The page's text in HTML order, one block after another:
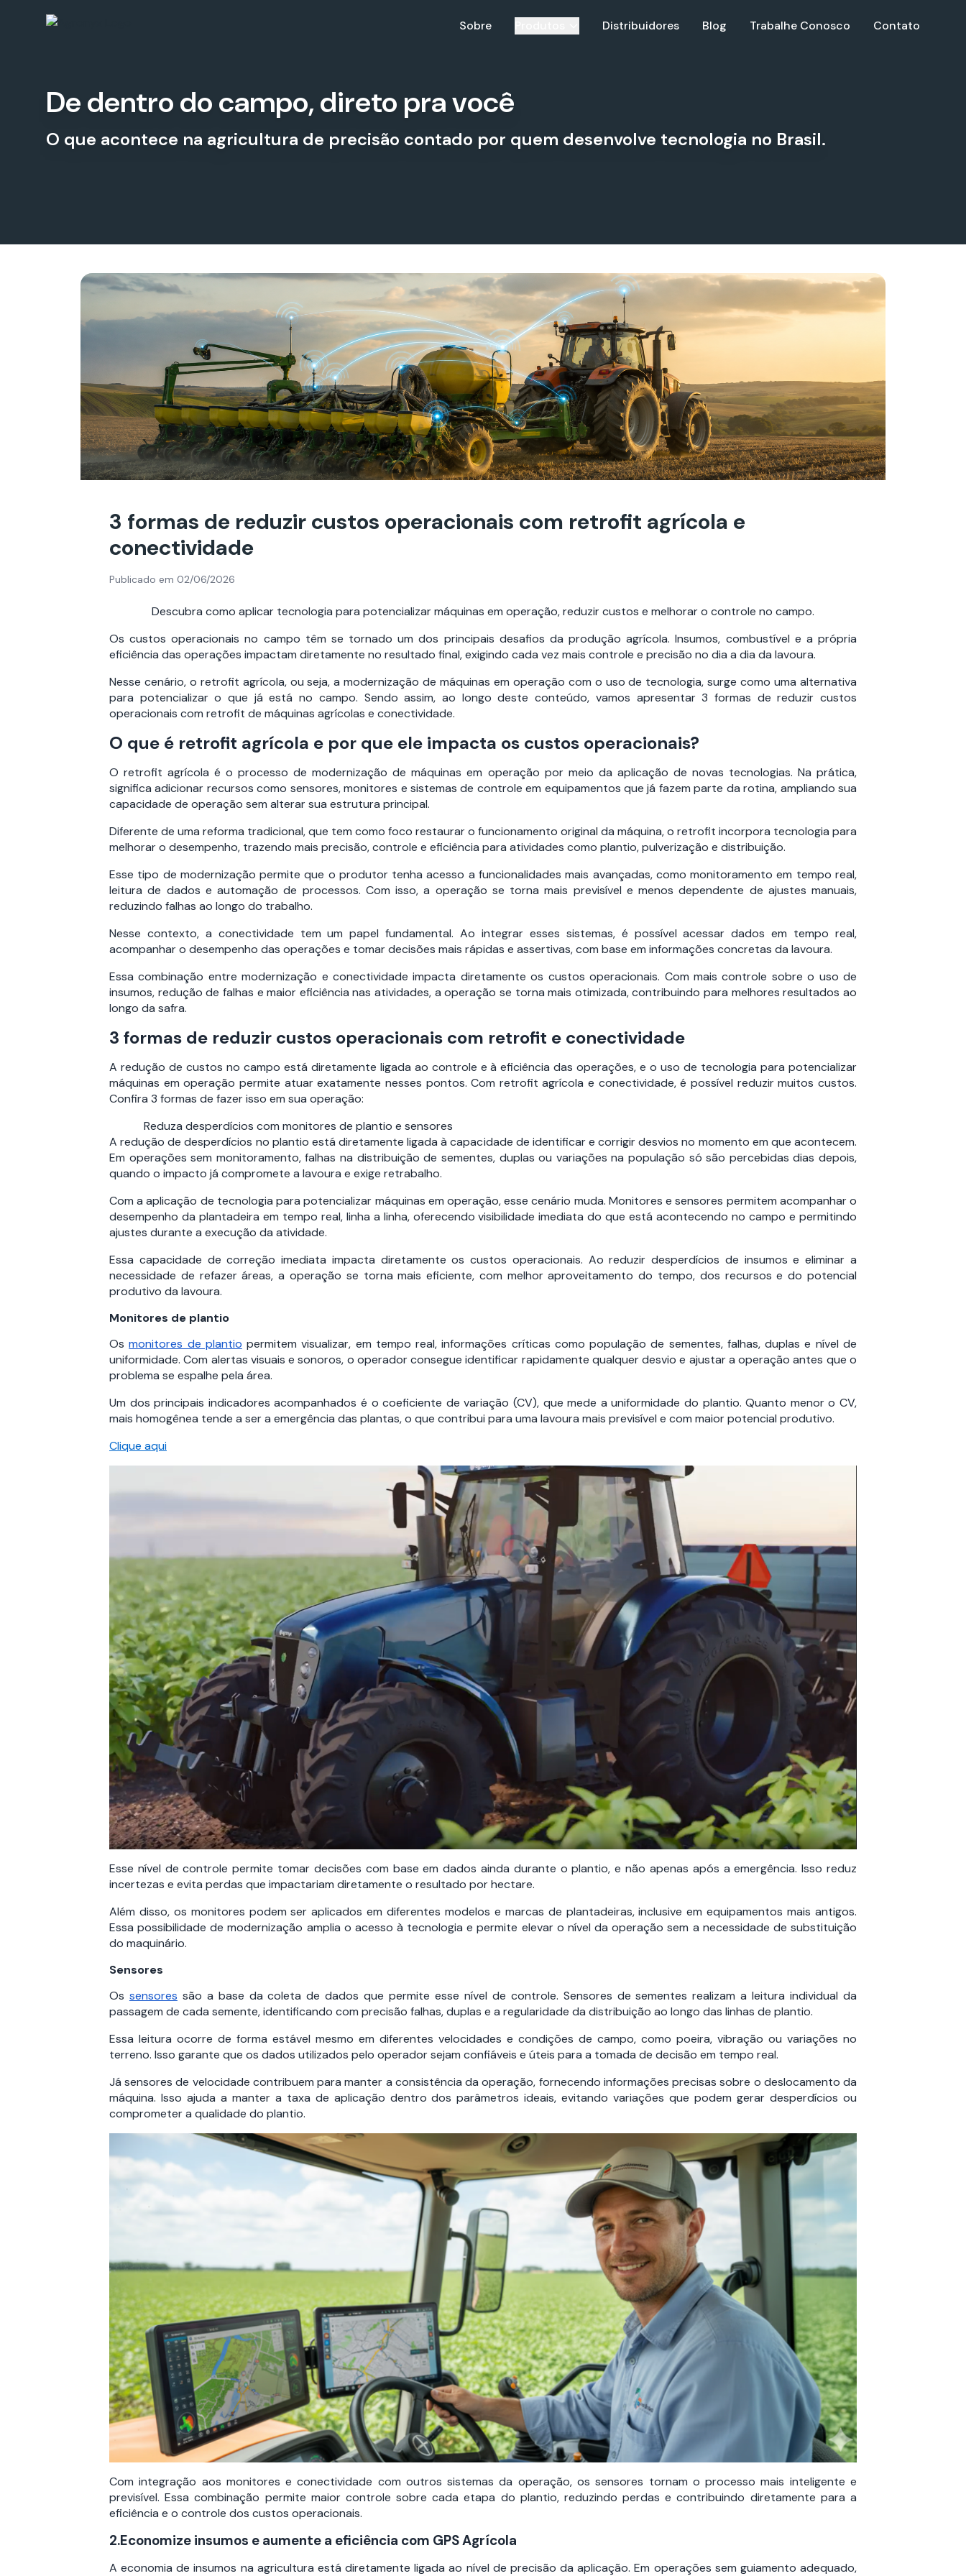
Sobre Distribuidores Blog Trabalhe Conosco Contato
De dentro do campo, direto pra você
O que acontece na agricultura de precisão contado por quem desenvolve tecnologia no Brasil.
3 formas de reduzir custos operacionais com retrofit agrícola e
conectividade
Publicado em 02/06/2026
Descubra como aplicar tecnologia para potencializar máquinas em operação, reduzir custos e melhorar o controle no campo.
Os custos operacionais no campo têm se tornado um dos principais desafios da produção agrícola. Insumos, combustível e a própria
eficiência das operações impactam diretamente no resultado final, exigindo cada vez mais controle e precisão no dia a dia da lavoura.
Nesse cenário, o retrofit agrícola, ou seja, a modernização de máquinas em operação com o uso de tecnologia, surge como uma alternativa
para potencializar o que já está no campo. Sendo assim, ao longo deste conteúdo, vamos apresentar 3 formas de reduzir custos
operacionais com retrofit de máquinas agrícolas e conectividade.
O que é retrofit agrícola e por que ele impacta os custos operacionais?
O retrofit agrícola é o processo de modernização de máquinas em operação por meio da aplicação de novas tecnologias. Na prática,
significa adicionar recursos como sensores, monitores e sistemas de controle em equipamentos que já fazem parte da rotina, ampliando sua
capacidade de operação sem alterar sua estrutura principal.
Diferente de uma reforma tradicional, que tem como foco restaurar o funcionamento original da máquina, o retrofit incorpora tecnologia para
melhorar o desempenho, trazendo mais precisão, controle e eficiência para atividades como plantio, pulverização e distribuição.
Esse tipo de modernização permite que o produtor tenha acesso a funcionalidades mais avançadas, como monitoramento em tempo real,
leitura de dados e automação de processos. Com isso, a operação se torna mais previsível e menos dependente de ajustes manuais,
reduzindo falhas ao longo do trabalho.
Nesse contexto, a conectividade tem um papel fundamental. Ao integrar esses sistemas, é possível acessar dados em tempo real,
acompanhar o desempenho das operações e tomar decisões mais rápidas e assertivas, com base em informações concretas da lavoura.
Essa combinação entre modernização e conectividade impacta diretamente os custos operacionais. Com mais controle sobre o uso de
insumos, redução de falhas e maior eficiência nas atividades, a operação se torna mais otimizada, contribuindo para melhores resultados ao
longo da safra.
3 formas de reduzir custos operacionais com retrofit e conectividade
A redução de custos no campo está diretamente ligada ao controle e à eficiência das operações, e o uso de tecnologia para potencializar
máquinas em operação permite atuar exatamente nesses pontos. Com retrofit agrícola e conectividade, é possível reduzir muitos custos.
Confira 3 formas de fazer isso em sua operação:
Reduza desperdícios com monitores de plantio e sensores
A redução de desperdícios no plantio está diretamente ligada à capacidade de identificar e corrigir desvios no momento em que acontecem.
Em operações sem monitoramento, falhas na distribuição de sementes, duplas ou variações na população só são percebidas dias depois,
quando o impacto já compromete a lavoura e exige retrabalho.
Com a aplicação de tecnologia para potencializar máquinas em operação, esse cenário muda. Monitores e sensores permitem acompanhar o
desempenho da plantadeira em tempo real, linha a linha, oferecendo visibilidade imediata do que está acontecendo no campo e permitindo
ajustes durante a execução da atividade.
Essa capacidade de correção imediata impacta diretamente os custos operacionais. Ao reduzir desperdícios de insumos e eliminar a
necessidade de refazer áreas, a operação se torna mais eficiente, com melhor aproveitamento do tempo, dos recursos e do potencial
produtivo da lavoura.
Monitores de plantio
Osmonitores de plantio permitem visualizar, em tempo real, informações críticas como população de sementes, falhas, duplas e nível de
uniformidade. Com alertas visuais e sonoros, o operador consegue identificar rapidamente qualquer desvio e ajustar a operação antes que o
problema se espalhe pela área.
Um dos principais indicadores acompanhados é o coeficiente de variação (CV), que mede a uniformidade do plantio. Quanto menor o CV,
mais homogênea tende a ser a emergência das plantas, o que contribui para uma lavoura mais previsível e com maior potencial produtivo.
Clique aqui
Esse nível de controle permite tomar decisões com base em dados ainda durante o plantio, e não apenas após a emergência. Isso reduz
incertezas e evita perdas que impactariam diretamente o resultado por hectare.
Além disso, os monitores podem ser aplicados em diferentes modelos e marcas de plantadeiras, inclusive em equipamentos mais antigos.
Essa possibilidade de modernização amplia o acesso à tecnologia e permite elevar o nível da operação sem a necessidade de substituição
do maquinário.
Sensores
Os sensores são a base da coleta de dados que permite esse nível de controle. Sensores de sementes realizam a leitura individual da
passagem de cada semente, identificando com precisão falhas, duplas e a regularidade da distribuição ao longo das linhas de plantio.
Essa leitura ocorre de forma estável mesmo em diferentes velocidades e condições de campo, como poeira, vibração ou variações no
terreno. Isso garante que os dados utilizados pelo operador sejam confiáveis e úteis para a tomada de decisão em tempo real.
Já sensores de velocidade contribuem para manter a consistência da operação, fornecendo informações precisas sobre o deslocamento da
máquina. Isso ajuda a manter a taxa de aplicação dentro dos parâmetros ideais, evitando variações que podem gerar desperdícios ou
comprometer a qualidade do plantio.
Com integração aos monitores e conectividade com outros sistemas da operação, os sensores tornam o processo mais inteligente e
previsível. Essa combinação permite maior controle sobre cada etapa do plantio, reduzindo perdas e contribuindo diretamente para a
eficiência e o controle dos custos operacionais.
2.Economize insumos e aumente a eficiência com GPS Agrícola
A economia de insumos na agricultura está diretamente ligada ao nível de precisão da aplicação. Em operações sem guiamento adequado,